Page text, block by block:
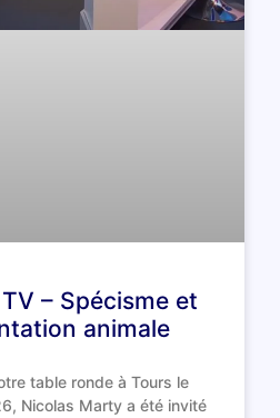
– Spécisme et
animale
table ronde à Tours le
Nicolas Marty a été invité